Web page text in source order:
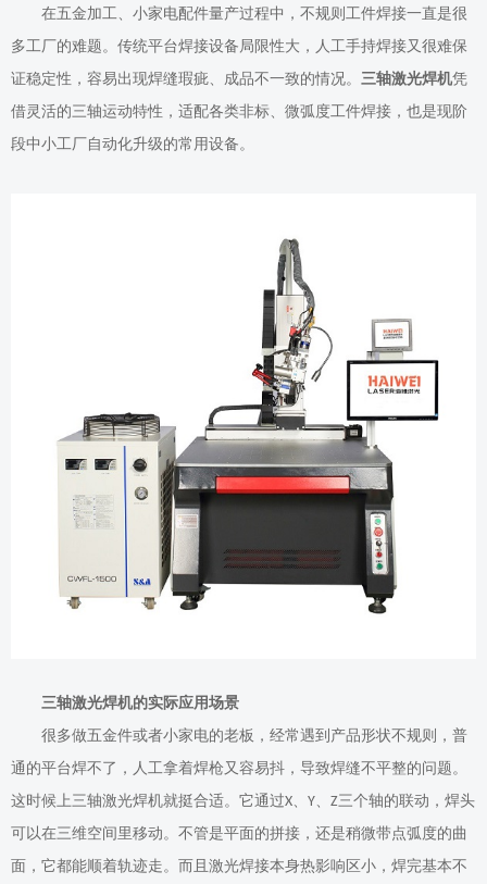
在五金加工、小家电配件量产过程中，不规则工件焊接一直是很
多工厂的难题。传统平台焊接设备局限性大，人工手持焊接又很难保
证稳定性，容易出现焊缝瑕疵、成品不一致的情况。 三轴激光焊机凭
借灵活的三轴运动特性，适配各类非标、微弧度工件焊接，也是现阶
段中小工厂自动化升级的常用设备。
三轴激光焊机的实际应用场景
很多做五金件或者小家电的老板，经常遇到产品形状不规则，普
通的平台焊不了，人工拿着焊枪又容易抖，导致焊缝不平整的问题。
这时候上三轴激光焊机就挺合适。它通过X、 Y、 Z三个轴的联动，焊头
可以在三维空间里移动。不管是平面的拼接，还是稍微带点弧度的曲
面，它都能顺着轨迹走。而且激光焊接本身热影响区小，焊完基本不